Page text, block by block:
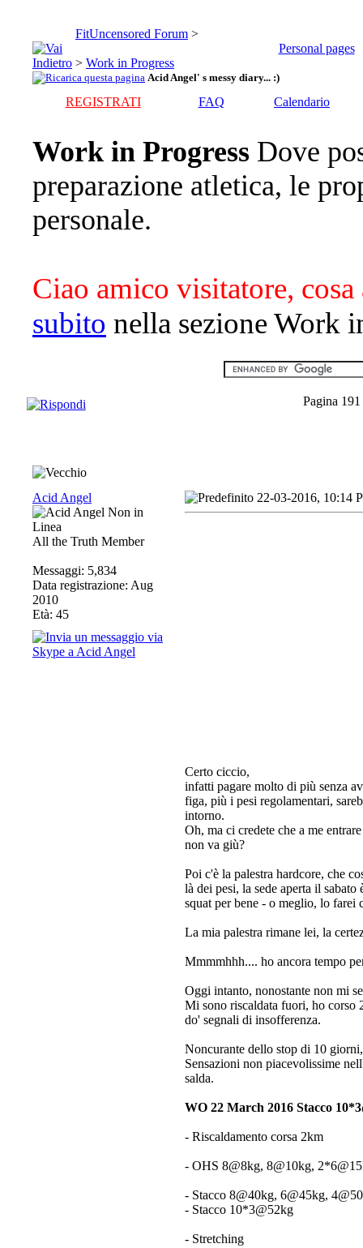
FitUncensored Forum >
Personal pages
> Work in Progress
Acid Angel' s messy diary... :)
REGISTRATI FAQ Calendario
Work in Progress Dove
preparazione atletica, le
personale.
Ciao amico visitatore, cosa
subito nella sezione Work
Pagina
Acid Angel
All the Truth Member
Messaggi: 5,834
Data registrazione: Aug
2010
Età: 45
22-03-2016, 10:14
Certo ciccio,
infatti pagare molto di più senza
figa, più i pesi regolamentari,
intorno.
Oh, ma ci credete che a me
non va giù?
Poi c'è la palestra hardcore, che
là dei pesi, la sede aperta il
squat per bene - o meglio, lo farei
La mia palestra rimane lei, la
Mmmmhhh.... ho ancora tempo
Oggi intanto, nonostante non mi
Mi sono riscaldata fuori, ho corso
do' segnali di insofferenza.
Noncurante dello stop di 10
Sensazioni non piacevolissime
salda.
WO 22 March 2016 Stacco
- Riscaldamento corsa 2km
- OHS 8@8kg, 8@10kg,
- Stacco 8@40kg, 6@45kg,
- Stacco 10*3@52kg
- Stretching